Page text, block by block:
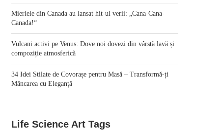
Mierlele din Canada au lansat hit-ul verii: „Cana-Cana-
Canada!“
Vulcani activi pe Venus: Dove noi dovezi din vârstă lavă și
compoziție atmosferică
34 Idei Stilate de Covorașe pentru Masă – Transformă-ți
Mâncarea cu Eleganță
Life Science Art Tags